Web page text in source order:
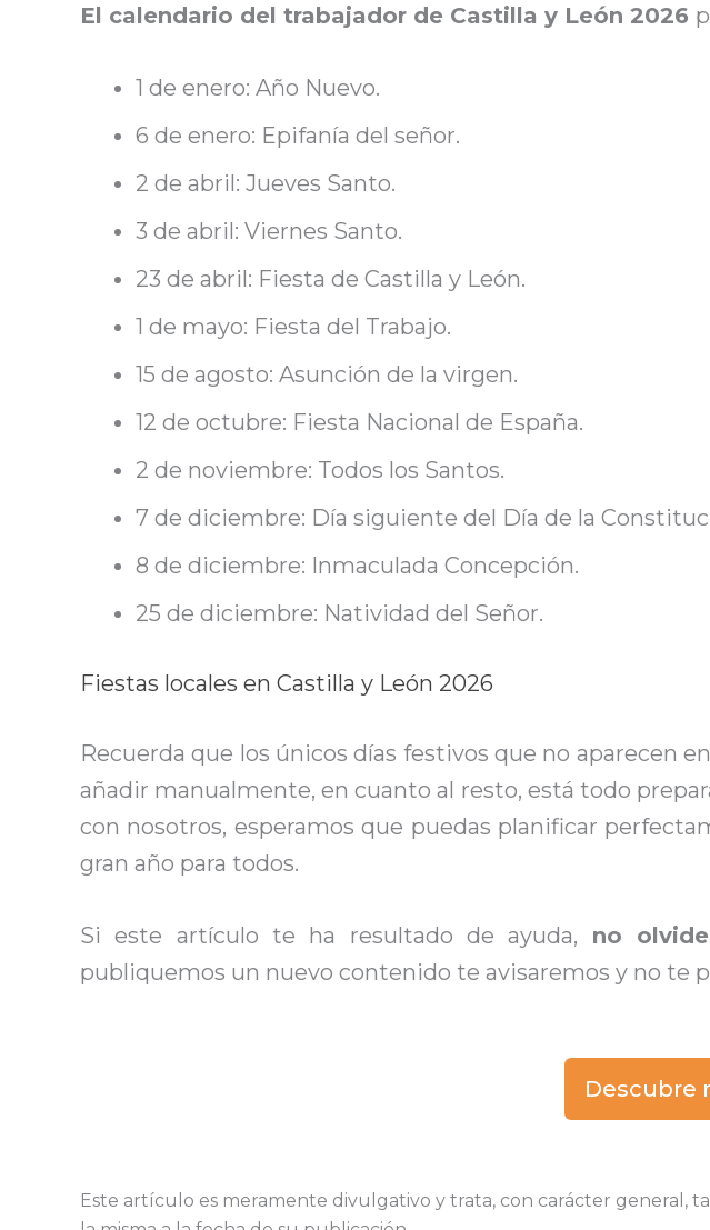
El calendario del trabajador de Castilla y León 2026
1 de enero: Año Nuevo.
6 de enero: Epifanía del señor.
2 de abril: Jueves Santo.
3 de abril: Viernes Santo.
23 de abril: Fiesta de Castilla y León.
1 de mayo: Fiesta del Trabajo.
15 de agosto: Asunción de la virgen.
12 de octubre: Fiesta Nacional de España.
2 de noviembre: Todos los Santos.
7 de diciembre: Día siguiente del Día de la
8 de diciembre: Inmaculada Concepción.
25 de diciembre: Natividad del Señor.
Fiestas locales en Castilla y León 2026
Recuerda que los únicos días festivos que no aparecen
añadir manualmente, en cuanto al resto, está todo
con nosotros, esperamos que puedas planificar
gran año para todos.
Si este artículo te ha resultado de ayuda, no
publiquemos un nuevo contenido te avisaremos y no te
Descubre
Este artículo es meramente divulgativo y trata, con carácter general,